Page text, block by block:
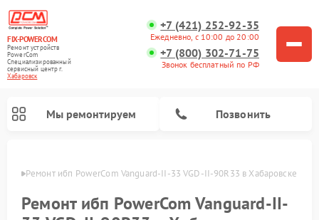
FIX-POWERCOM
Ремонт устройств
PowerCom
Специализированный
cервисный центр г.
Хабаровск
+7 (421) 252-92-35
Ежедневно, с 10:00 до 20:00
+7 (800) 302-71-75
Звонок бесплатный по РФ
Мы ремонтируем Позвонить
Ремонт ибп PowerCom Vanguard-II-33 VGD-II-90R33 в Хабаровске
Ремонт ибп PowerCom Vanguard-II-